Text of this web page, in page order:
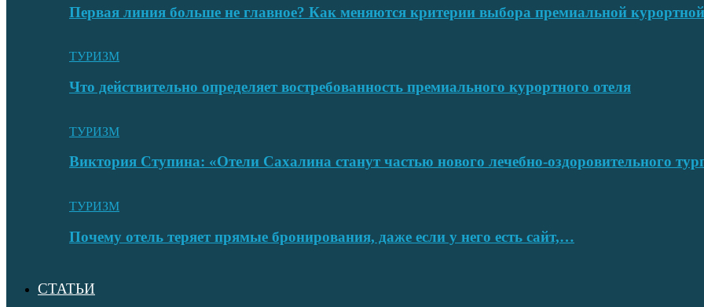
Первая линия больше не главное? Как меняются критерии выбора премиальной
ТУРИЗМ
Что действительно определяет востребованность премиального курортного отеля
ТУРИЗМ
Виктория Ступина: «Отели Сахалина станут частью нового лечебно-оздоровительного
ТУРИЗМ
Почему отель теряет прямые бронирования, даже если у него есть сайт,…
СТАТЬИ